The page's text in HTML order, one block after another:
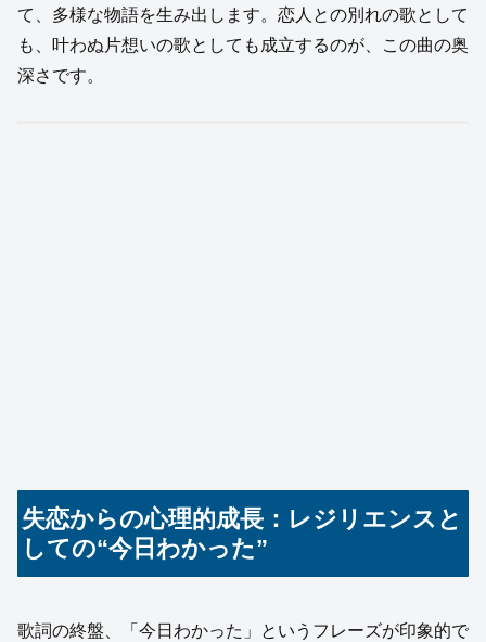
て、多様な物語を生み出します。恋人との別れの歌として
も、叶わぬ片想いの歌としても成立するのが、この曲の奥
深さです。
失恋からの心理的成長：レジリエンスと
しての“今日わかった”
歌詞の終盤、「今日わかった」というフレーズが印象的で